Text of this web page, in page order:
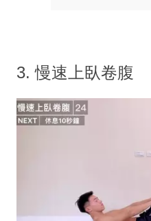
3. 慢速上臥卷腹